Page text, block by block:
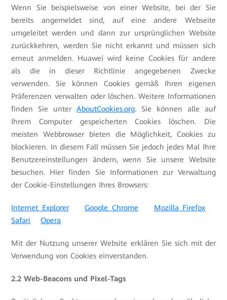
Wenn Sie beispielsweise von einer Website, bei der Sie
bereits angemeldet sind, auf eine andere Webseite
umgeleitet werden und dann zur ursprünglichen Website
zurückkehren, werden Sie nicht erkannt und müssen sich
erneut anmelden. Huawei wird keine Cookies für andere
als die in dieser Richtlinie angegebenen Zwecke
verwenden. Sie können Cookies gemäß Ihren eigenen
Präferenzen verwalten oder löschen. Weitere Informationen
finden Sie unterAboutCookies.org. Sie können alle auf
Ihrem Computer gespeicherten Cookies löschen. Die
meisten Webbrowser bieten die Möglichkeit, Cookies zu
blockieren. In diesem Fall müssen Sie jedoch jedes Mal Ihre
Benutzereinstellungen ändern, wenn Sie unsere Website
besuchen. Hier finden Sie Informationen zur Verwaltung
der Cookie-Einstellungen Ihres Browsers:
Internet Explorer Google Chrome
Mozilla Firefox
Safari
Opera
Mit der Nutzung unserer Website erklären Sie sich mit der
Verwendung von Cookies einverstanden.
2.2 Web-Beacons und Pixel-Tags